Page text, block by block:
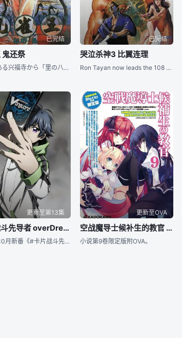
已完结
鬼还祭
奈良にある兴福寺から「里の八部众像」を守ってほしいと依頼を受けた孔雀。一般には知られていない像だが、その存在を知る何者かが狙っているという。そして、孔雀は「里の八部众像」の「阿修罗象」に史上最强の
已完结
哭泣杀神3 比翼连理
Ron Tayan now leads the 108 Dragons; Fu Ching Ran is his loyal wife. As their body tattoos show, h
更新至第13集
卡片战斗先导者 overDress第二季
2021年10月新番《#卡片战斗先导者# overDress》第二季 主视觉图公开！ 并同时宣布第三季 第四季制作决定！
更新至OVA
空战魔导士候补生的教官 OVA
小说第9卷限定版附OVA。